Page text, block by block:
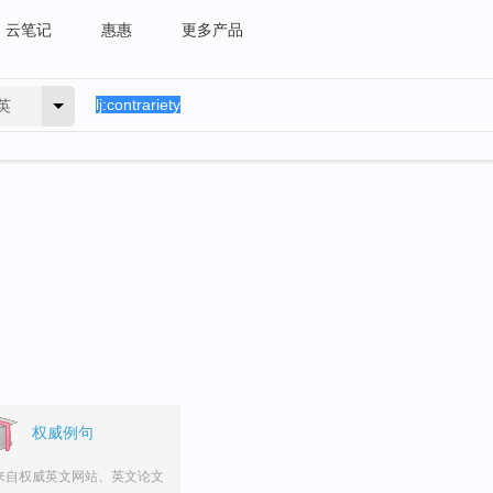
云笔记 惠惠 更多产品
权威例句
自权威英文网站、英文论文